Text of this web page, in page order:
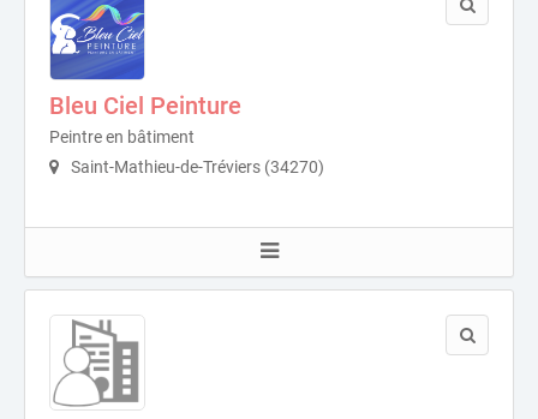
Bleu Ciel Peinture
Peintre en bâtiment
Saint-Mathieu-de-Tréviers (34270)